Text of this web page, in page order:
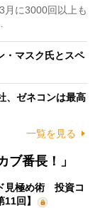
に3000回以上も
・マスク氏とスペ
、ゼネコンは最高
一覧を見る
ブ番長！」
見極め術 投資コ
回】